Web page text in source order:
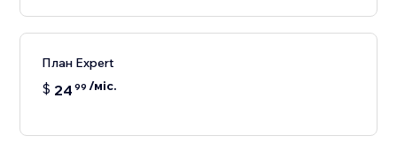
План Expert
$ 24 99 /міс.